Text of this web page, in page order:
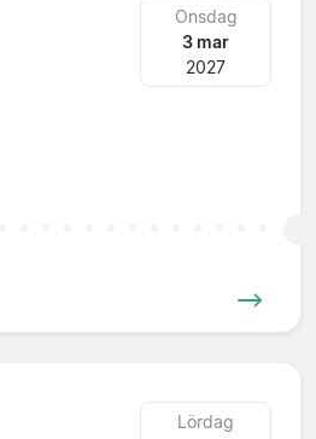
Onsdag
3 mar
2027
Lördag